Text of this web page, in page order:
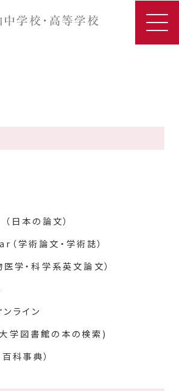
本の論文）
学術論文・学術誌）
・科学系英文論文）
ライン
図書館の本の検索)
科事典）